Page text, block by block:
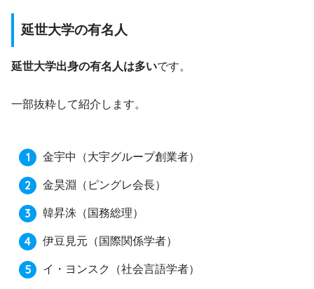
延世大学の有名人
延世大学出身の有名人は多いです。
一部抜粋して紹介します。
金宇中（大宇グループ創業者）
金昊淵（ピングレ会長）
韓昇洙（国務総理）
伊豆見元（国際関係学者）
イ・ヨンスク（社会言語学者）